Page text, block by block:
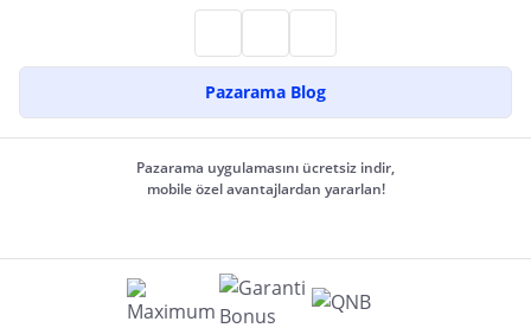
Pazarama Blog
Pazarama uygulamasını ücretsiz indir,
mobile özel avantajlardan yararlan!